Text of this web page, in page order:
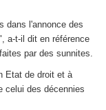
dans l'annonce des
a-t-il dit en référence
par des sunnites.
Etat de droit et à
celui des décennies